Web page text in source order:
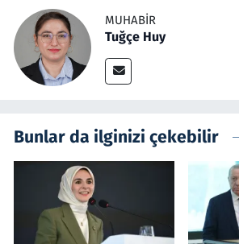
MUHABIR
Tuğçe Huy
Bunlar da ilginizi çekebilir